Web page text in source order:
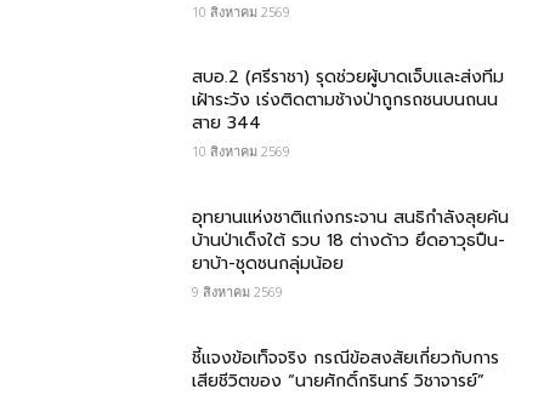
10 สิงหาคม 2569
สบอ.2 (ศรีราชา) รุดช่วยผู้บาดเจ็บและส่งทีม
เฝ้าระวัง เร่งติดตามช้างป่าถูกรถชนบนถนน
สาย 344
10 สิงหาคม 2569
อุทยานแห่งชาติแก่งกระจาน สนธิกำลังลุยค้น
บ้านป่าเด็งใต้ รวบ 18 ต่างด้าว ยึดอาวุธปืน-
ยาบ้า-ชุดชนกลุ่มน้อย
9 สิงหาคม 2569
ชี้แจงข้อเท็จจริง กรณีข้อสงสัยเกี่ยวกับการ
เสียชีวิตของ “นายศักดิ์กรินทร์ วิชาจารย์”